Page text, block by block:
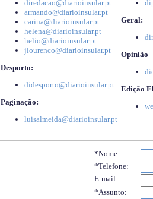
diredacao@diarioinsular.pt
armando@diarioinsular.pt
carina@diarioinsular.pt
helena@diarioinsular.pt
helio@diarioinsular.pt
jlourenco@diarioinsular.pt
Desporto:
didesporto@diarioinsular.pt
Paginação:
luisalmeida@diarioinsular.pt
Geral:
Opinião
Edição
*Nome:
*Telefone:
E-mail:
*Assunto: